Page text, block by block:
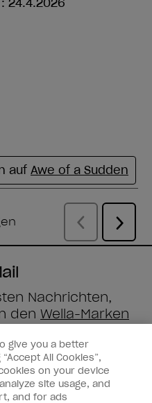
Nachrichten,
den Wella-Marken
*
give you a better
All Cookies”,
on your device
site usage, and
and for ads